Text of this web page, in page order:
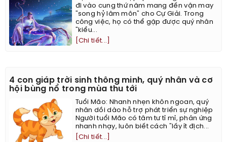
đi vào cung thứ năm mang đến vận may
"song hỷ lâm môn" cho Cự Giải. Trong
công việc, họ có thể gặp được quý nhân
"kiểu...
[Chi tiết...]
4 con giáp trời sinh thông minh, quý nhân và cơ
hội bùng nổ trong mùa thu tới
Tuổi Mão: Nhanh nhẹn khôn ngoan, quý
nhân dồi dào hỗ trợ phát triển sự nghiệp
Người tuổi Mão có tâm tư tỉ mỉ, phản ứng
nhanh nhạy, luôn biết cách "lấy ít địch...
[Chi tiết...]